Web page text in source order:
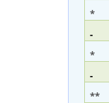
*
-
*
-
**